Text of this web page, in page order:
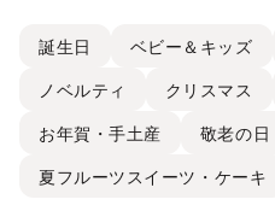
誕生日 ベビー＆キッズ
ノベルティ クリスマス
お年賀・手土産 敬老の日
夏フルーツスイーツ・ケーキ